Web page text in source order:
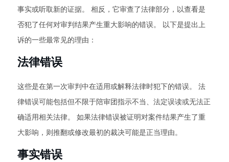
事实或听取新的证据。 相反，它审查了法律部分，以查看是
否犯了任何对审判结果产生重大影响的错误。 以下是提出上
诉的一些最常见的理由：
法律错误
这些是在第一次审判中在适用或解释法律时犯下的错误。 法
律错误可能包括但不限于陪审团指示不当、法定误读或无法正
确适用相关法律。 如果法律错误被证明对案件结果产生了重
大影响，则推翻或修改最初的裁决可能是正当理由。
事实错误